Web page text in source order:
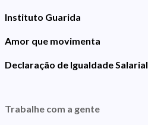
Instituto Guarida
Amor que movimenta
Declaração de Igualdade Salarial
Trabalhe com a gente